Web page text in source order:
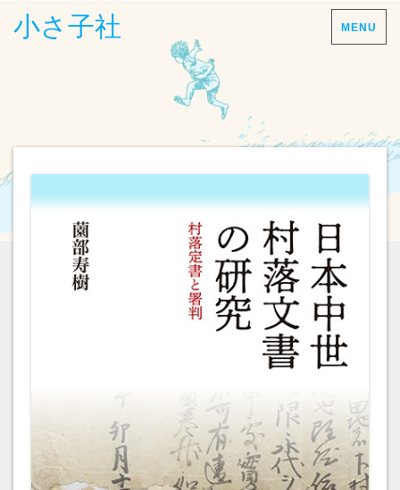
小さ子社 MENU